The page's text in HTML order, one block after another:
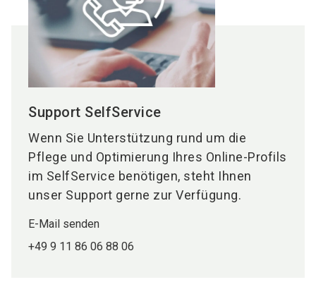
Support SelfService
Wenn Sie Unterstützung rund um die
Pflege und Optimierung Ihres Online-Profils
im SelfService benötigen, steht Ihnen
unser Support gerne zur Verfügung.
E-Mail senden
+49 9 11 86 06 88 06